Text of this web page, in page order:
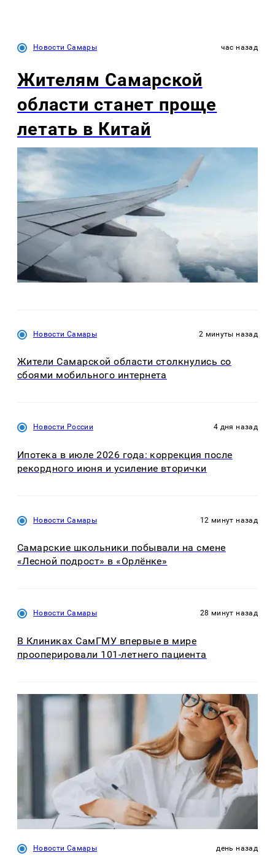
Новости Самары час назад
Жителям Самарской
области станет проще
летать в Китай
Новости Самары 2 минуты назад
Жители Самарской области столкнулись со
сбоями мобильного интернета
Новости России 4 дня назад
Ипотека в июле 2026 года: коррекция после
рекордного июня и усиление вторички
Новости Самары 12 минут назад
Самарские школьники побывали на смене
«Лесной подрост» в «Орлёнке»
Новости Самары 28 минут назад
В Клиниках СамГМУ впервые в мире
прооперировали 101-летнего пациента
Новости Самары день назад